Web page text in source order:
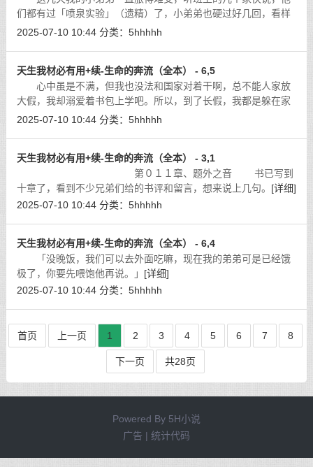
们都有过「喷泉实验」（遗精）了，小弟弟也硬过好几回，看样
子我的「喷泉实验」是不是也要来了。
2025-07-10 10:44 分类： 5hhhhh
天生我材必有用+续-生命的奔流（全本） - 6,5
心中虽是不满，但我也没法和国家对着干啊，总不能人家放
大假，我却溺爱着书包上学吧。所以，到了长假，我都是躲在家
里，上上网，或是和姐姐上上街。只不过和柳若兰她们有了「关
2025-07-10 10:44 分类： 5hhhhh
天生我材必有用+续-生命的奔流（全本） - 3,1
第０１１章、题外之音 书已写到
十章了，看到不少兄弟们给的书评和留言，想来说上几句。 [详细]
2025-07-10 10:44 分类： 5hhhhh
天生我材必有用+续-生命的奔流（全本） - 6,4
「没晚饭，我们可以去外面吃嘛，现在我的弟弟可是已经饿
极了，你要先喂饱他再说。」 [详细]
2025-07-10 10:44 分类： 5hhhhh
首页 上一页 1 2 3 4 5 6 7 8
下一页 共28页
Powered By 5H小说
广告 | 统计代码